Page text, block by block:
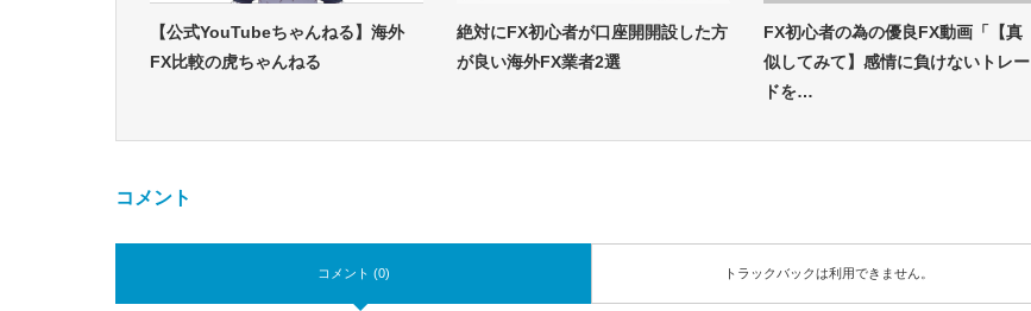
【公式YouTubeちゃんねる】海外
FX比較の虎ちゃんねる
絶対にFX初心者が口座開開設した方
が良い海外FX業者2選
FX初心者の為の優良FX動画「【真
似してみて】感情に負けないトレー
ドを…
コメント
コメント (0) トラックバックは利用できません。